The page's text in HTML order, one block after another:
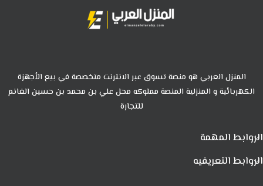
المنزل العربي هو منصة تسوق عبر الانترنت متخصصة في بيع الأجهزة
الكهربائية و المنزلية المنصة مملوكه محل علي بن محمد بن حسين الغانم
للتجارة
الروابط المهمة
الروابط التعريفيه